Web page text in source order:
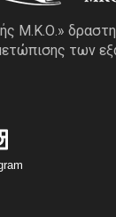
Μ.Κ.Ο.»
των